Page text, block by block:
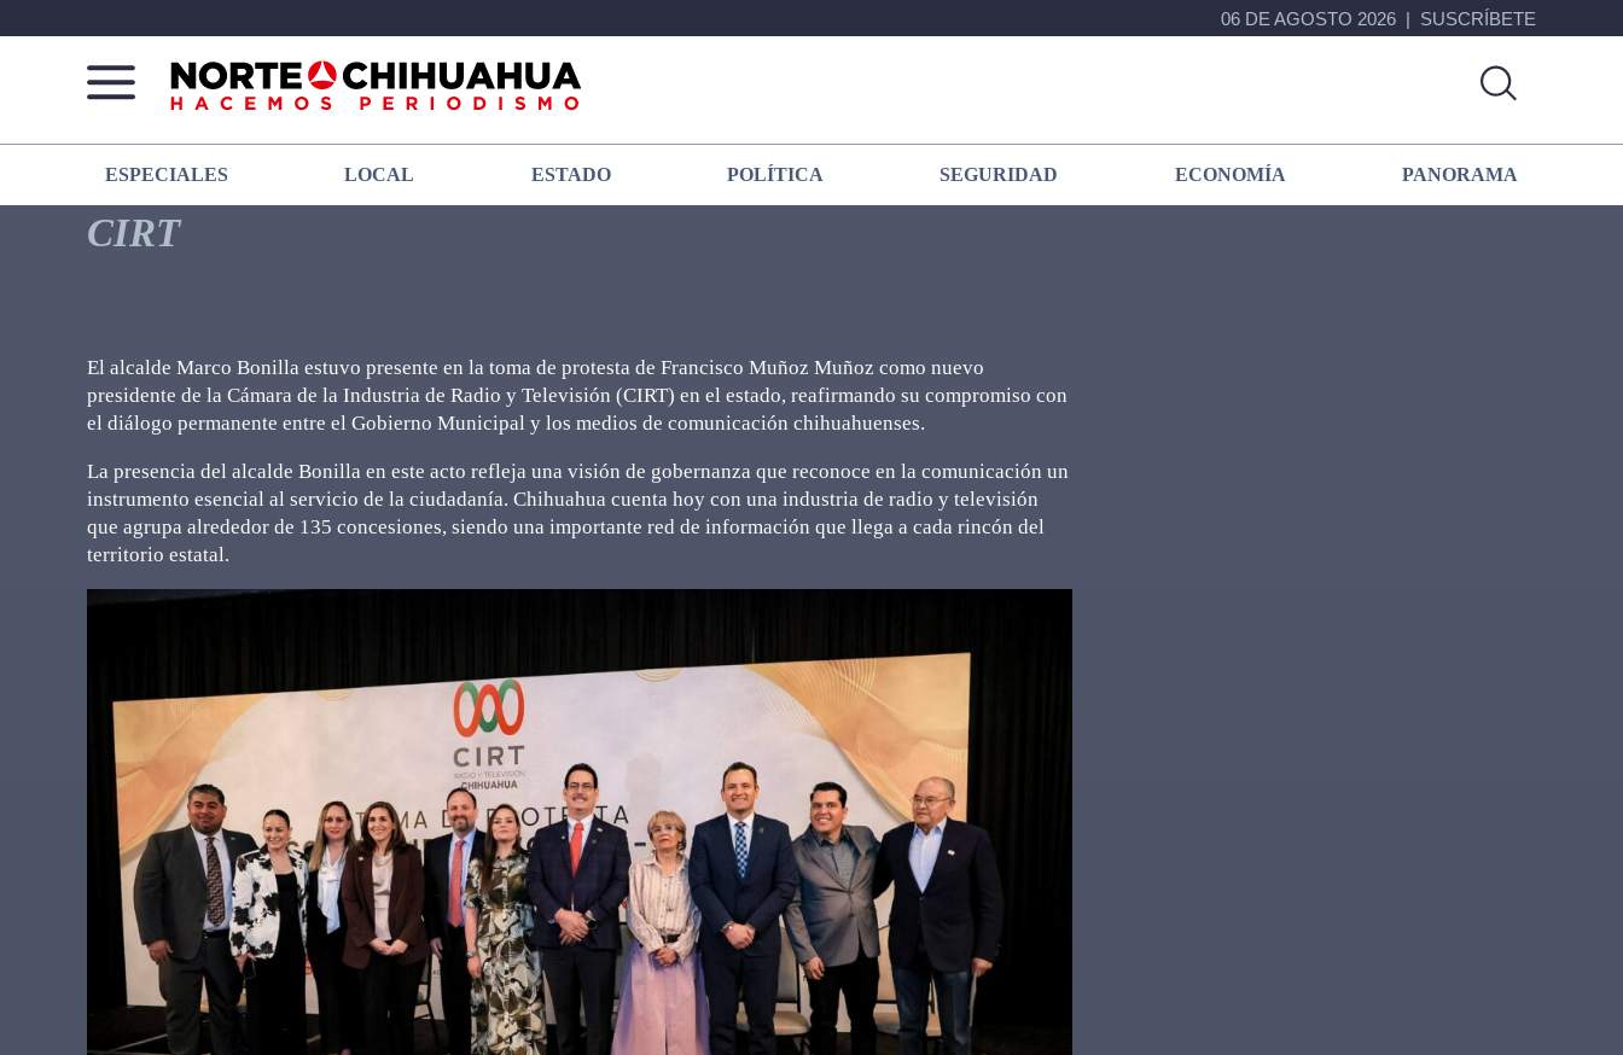
06 DE AGOSTO 2026 SUSCRÍBETE
Norte
De
Chihuahua
Más
que
noticias,
hacemos periodismo
ESPECIALES LOCAL ESTADO POLÍTICA SEGURIDAD ECONOMÍA PANORAMA
CIRT
El alcalde Marco Bonilla estuvo presente en la toma de protesta de Francisco Muñoz Muñoz como nuevo
presidente de la Cámara de la Industria de Radio y Televisión (CIRT) en el estado, reafirmando su compromiso con
el diálogo permanente entre el Gobierno Municipal y los medios de comunicación chihuahuenses.
La presencia del alcalde Bonilla en este acto refleja una visión de gobernanza que reconoce en la comunicación un
instrumento esencial al servicio de la ciudadanía. Chihuahua cuenta hoy con una industria de radio y televisión
que agrupa alrededor de 135 concesiones, siendo una importante red de información que llega a cada rincón del
territorio estatal.